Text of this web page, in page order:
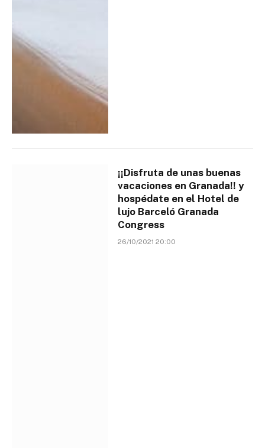
¡¡Disfruta de unas buenas
vacaciones en Granada!! y
hospédate en el Hotel de
lujo Barceló Granada
Congress
26/10/2021 20:00